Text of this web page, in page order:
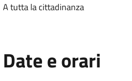
A tutta la cittadinanza
Date e orari